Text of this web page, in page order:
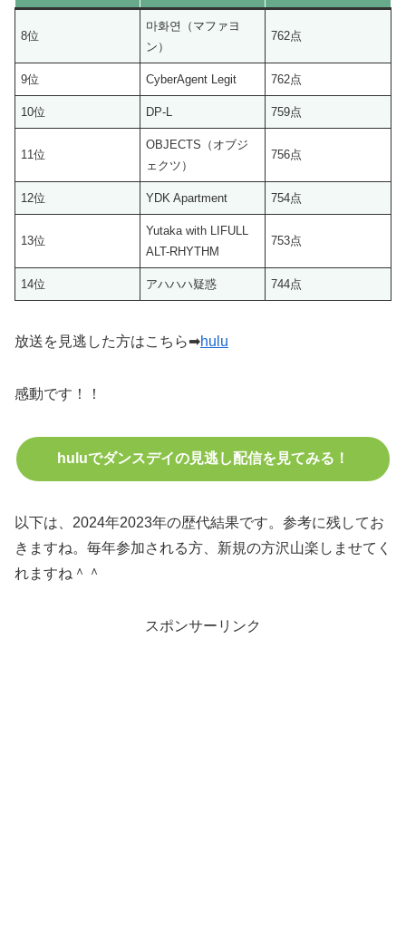
8位
마화연（マファヨ
ン）
762点
9位 CyberAgent Legit 762点
10位 DP-L 759点
11位
OBJECTS（オブジ
ェクツ）
756点
12位 YDK Apartment 754点
13位
Yutaka with LIFULL
ALT-RHYTHM
753点
14位 アハハハ疑惑 744点
放送を見逃した方はこちら➡hulu
感動です！！
huluでダンスデイの見逃し配信を見てみる！
以下は、2024年2023年の歴代結果です。参考に残してお
きますね。毎年参加される方、新規の方沢山楽しませてく
れますね＾＾
スポンサーリンク